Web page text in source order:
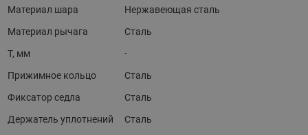
Материал шара
Нержавеющая сталь
Материал рычага
Сталь
T, мм
-
Прижимное кольцо
Сталь
Фиксатор седла
Сталь
Держатель уплотнений
Сталь